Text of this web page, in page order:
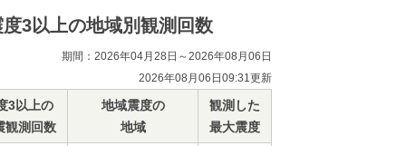
度3以上の地域別観測回数
期間：2026年04月28日～2026年08月06日
2026年08月06日09:31更新
3以上の
観測回数
地域震度の
地域
観測した
最大震度